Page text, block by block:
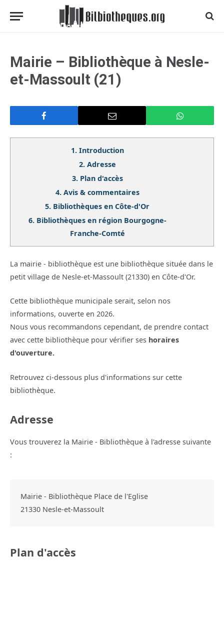
Mairie – Bibliothèque à Nesle-
et-Massoult (21)
1. Introduction
2. Adresse
3. Plan d'accès
4. Avis & commentaires
5. Bibliothèques en Côte-d'Or
6. Bibliothèques en région Bourgogne-
Franche-Comté
La mairie - bibliothèque est une bibliothèque située dans le
petit village de Nesle-et-Massoult (21330) en Côte-d'Or.
Cette bibliothèque municipale serait, selon nos
informations, ouverte en 2026.
Nous vous recommandons cependant, de prendre contact
avec cette bibliothèque pour vérifier ses horaires
d'ouverture.
Retrouvez ci-dessous plus d'informations sur cette
bibliothèque.
Adresse
Vous trouverez la Mairie - Bibliothèque à l'adresse suivante
:
Mairie - Bibliothèque Place de l'Eglise
21330 Nesle-et-Massoult
Plan d'accès